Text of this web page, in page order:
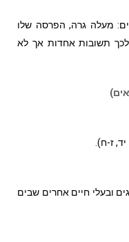
מעלה גרה, הפרסה שלו
תשובות אחדות אך לא
ז-ח).
ובעלי חיים אחרים שבים